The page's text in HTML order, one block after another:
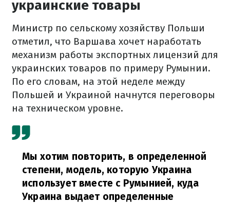
украинские товары
Министр по сельскому хозяйству Польши
отметил, что Варшава хочет наработать
механизм работы экспортных лицензий для
украинских товаров по примеру Румынии.
По его словам, на этой неделе между
Польшей и Украиной начнутся переговоры
на техническом уровне.
Мы хотим повторить, в определенной
степени, модель, которую Украина
использует вместе с Румынией, куда
Украина выдает определенные